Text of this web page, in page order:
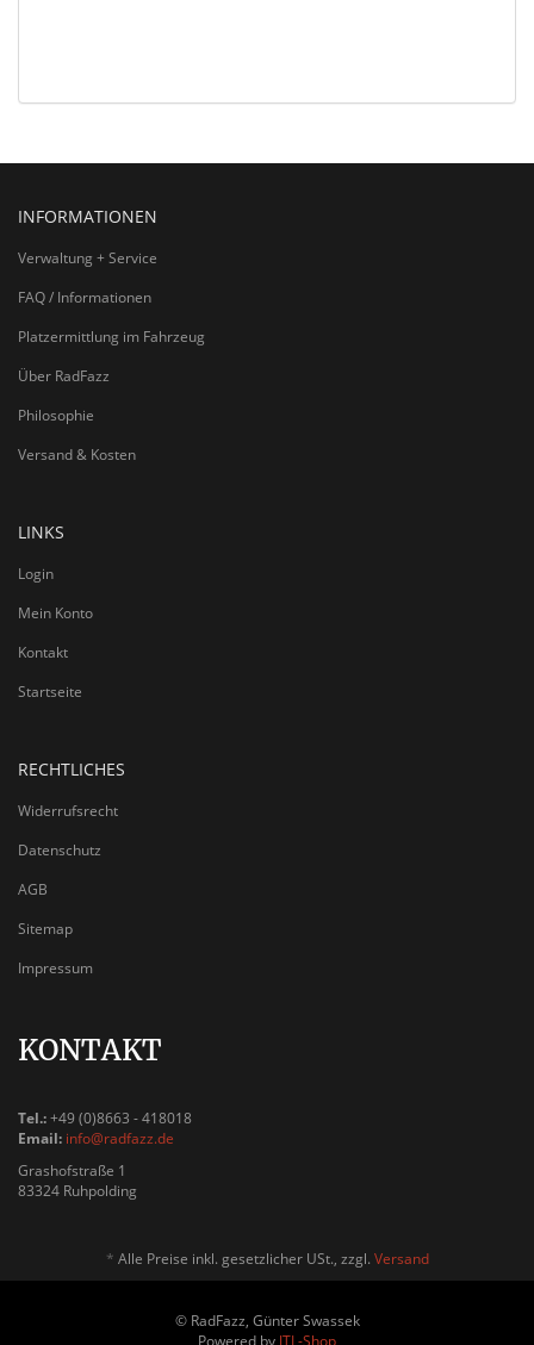
INFORMATIONEN
Verwaltung + Service
FAQ / Informationen
Platzermittlung im Fahrzeug
Über RadFazz
Philosophie
Versand & Kosten
LINKS
Login
Mein Konto
Kontakt
Startseite
RECHTLICHES
Widerrufsrecht
Datenschutz
AGB
Sitemap
Impressum
KONTAKT
Tel.:+49 (0)8663 - 418018
Email: info@radfazz.de
Grashofstraße 1
83324 Ruhpolding
* Alle Preise inkl. gesetzlicher USt., zzgl. Versand
© RadFazz, Günter Swassek